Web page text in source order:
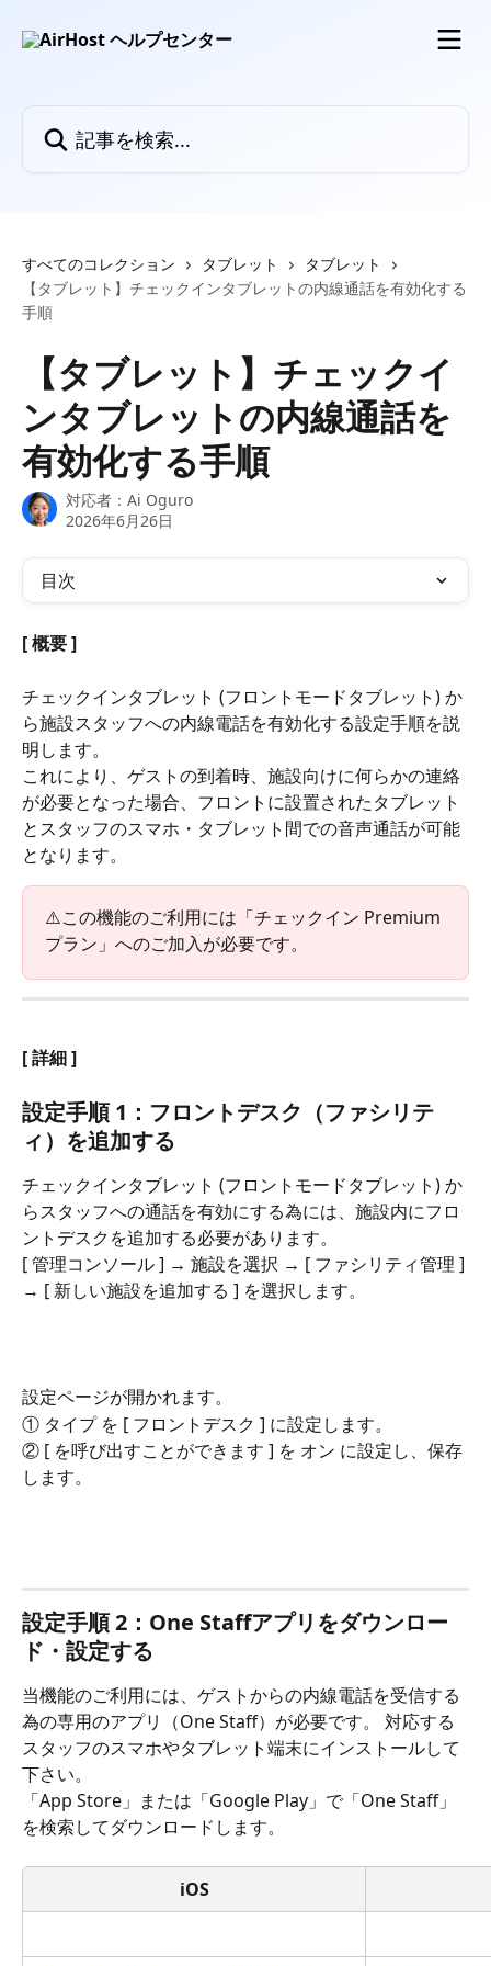
すべてのコレクション タブレット
タブレット
【タブレット】チェックインタブレットの内線通話を有効化する
手順
【タブレット】チェックイ
ンタブレットの内線通話を
有効化する手順
対応者： Ai Oguro
2026年6月26日
目次
[ 概要 ]
チェックインタブレット (フロントモードタブレット) か
ら施設スタッフへの内線電話を有効化する設定手順を説
明します。
これにより、ゲストの到着時、施設向けに何らかの連絡
が必要となった場合、フロントに設置されたタブレット
とスタッフのスマホ・タブレット間での音声通話が可能
となります。
⚠️この機能のご利用には「チェックイン Premium
プラン」へのご加入が必要です。
[ 詳細 ]
設定手順 1：フロントデスク（ファシリテ
ィ）を追加する
チェックインタブレット (フロントモードタブレット) か
らスタッフへの通話を有効にする為には、施設内にフロ
ントデスクを追加する必要があります。
[ 管理コンソール ] → 施設を選択 → [ ファシリティ管理 ]
→ [ 新しい施設を追加する ] を選択します。
設定ページが開かれます。
① タイプ を [ フロントデスク ] に設定します。
② [ を呼び出すことができます ] を オン に設定し、保存
します。
設定手順 2：One Staffアプリをダウンロー
ド・設定する
当機能のご利用には、ゲストからの内線電話を受信する
為の専用のアプリ（One Staff）が必要です。 対応する
スタッフのスマホやタブレット端末にインストールして
下さい。
「App Store」または「Google Play」で「One Staff」
を検索してダウンロードします。
iOS